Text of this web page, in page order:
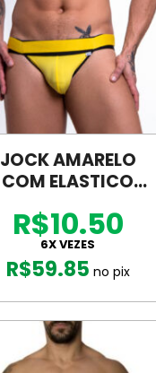
JOCK AMARELO
COM ELASTICO
– SD110
R$59.85 no pix
R$10.50
6X VEZES